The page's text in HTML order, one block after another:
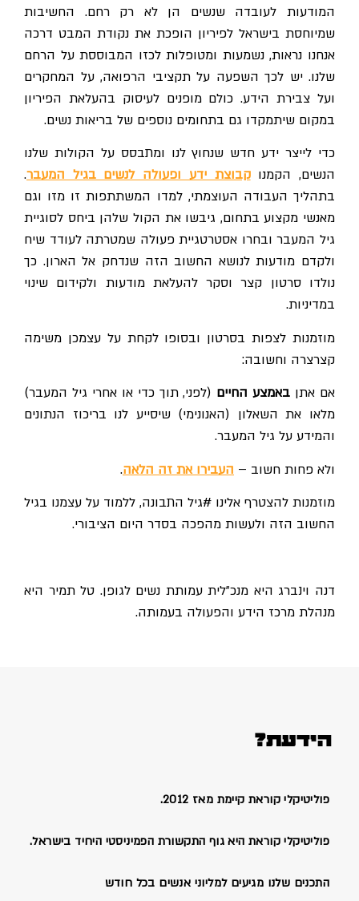
המודעות לעובדה שנשים הן לא רק רחם. החשיבות
שמיוחסת בישראל לפיריון הופכת את נקודת המבט דרכה
אנחנו נראות, נשמעות ומטופלות לכזו המבוססת על הרחם
שלנו. יש לכך השפעה על תקציבי הרפואה, על המחקרים
ועל צבירת הידע. כולם מופנים לעיסוק בהעלאת הפיריון
במקום שיתמקדו גם בתחומים נוספים של בריאות נשים.
כדי לייצר ידע חדש שנחוץ לנו ומתבסס על הקולות שלנו
הנשים, הקמנוקבוצת ידע ופעולה לנשים בגיל המעבר.
בתהליך העבודה העוצמתי, למדו המשתתפות זו מזו וגם
מאנשי מקצוע בתחום, גיבשו את הקול שלהן ביחס לסוגיית
גיל המעבר ובחרו אסטרטגיית פעולה שמטרתה לעודד שיח
ולקדם מודעות לנושא החשוב הזה שנדחק אל הארון. כך
נולדו סרטון קצר וסקר להעלאת מודעות ולקידום שינוי
במדיניות.
מוזמנות לצפות בסרטון ובסופו לקחת על עצמכן משימה
קצרצרה וחשובה:
אם אתן באמצע החיים (לפני, תוך כדי או אחרי גיל המעבר)
מלאו את השאלון (האנונימי) שיסייע לנו בריכוז הנתונים
והמידע על גיל המעבר.
ולא פחות חשוב – העבירו את זה הלאה.
מוזמנות להצטרף אלינו #גיל התבונה, ללמוד על עצמנו בגיל
החשוב הזה ולעשות מהפכה בסדר היום הציבורי.
דנה וינברג היא מנכ"לית עמותת נשים לגופן. טל תמיר היא
מנהלת מרכז הידע והפעולה בעמותה.
הידעת?
פוליטיקלי קוראת קיימת מאז 2012.
פוליטיקלי קוראת היא גוף התקשורת הפמיניסטי היחיד בישראל.
התכנים שלנו מגיעים למליוני אנשים בכל חודש